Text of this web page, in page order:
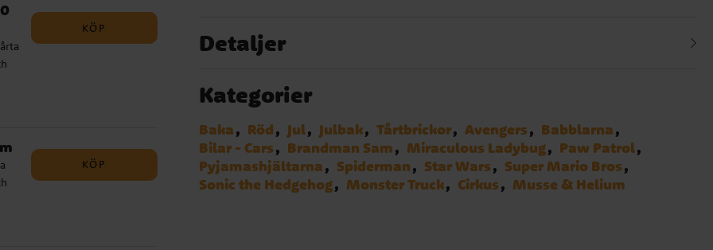
KÖP
KÖP
Detaljer
Kategorier
Baka Röd Jul Julbak Tårtbrickor Avengers
Babblarna
Bilar - Cars
Brandman Sam Miraculous Ladybug
Paw Patrol
Pyjamashjältarna
Spiderman Star Wars
Super Mario Bros
Sonic the Hedgehog
Monster Truck Cirkus Musse & Helium